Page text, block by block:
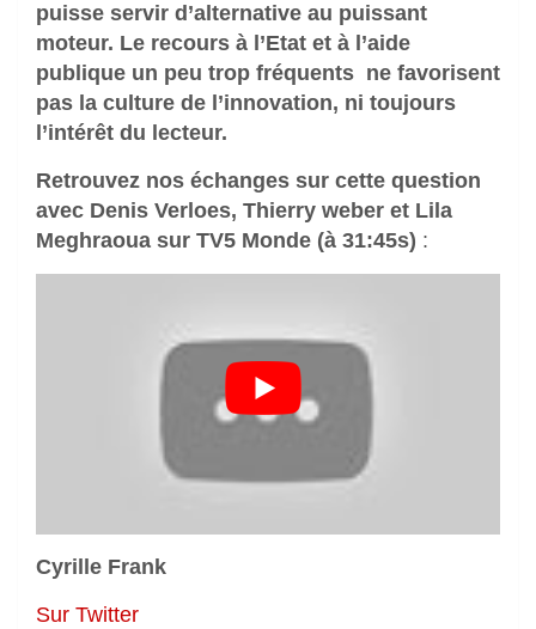
puisse servir d’alternative au puissant
moteur. Le recours à l’Etat et à l’aide
publique un peu trop fréquents ne favorisent
pas la culture de l’innovation, ni toujours
l’intérêt du lecteur.
Retrouvez nos échanges sur cette question
avec Denis Verloes, Thierry weber et Lila
Meghraoua sur TV5 Monde (à 31:45s) :
Cyrille Frank
Sur Twitter